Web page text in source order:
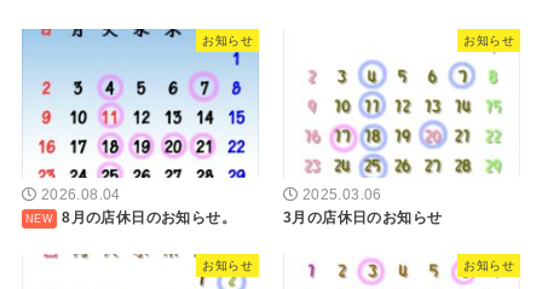
お知らせ
2026.08.04
8月の店休日のお知らせ。
お知らせ
2025.03.06
3月の店休日のお知らせ
お知らせ お知らせ